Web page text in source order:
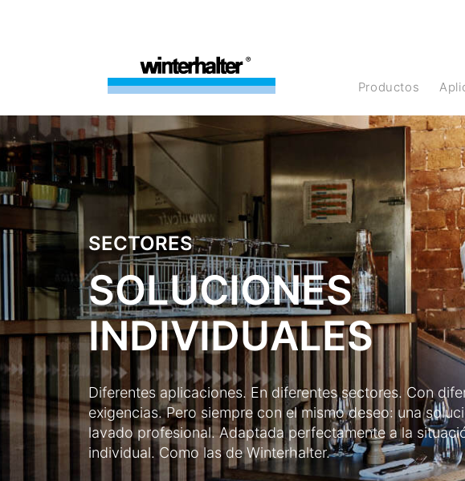
Productos
SECTORES
SOLUCIONES
INDIVIDUALES
Diferentes aplicaciones. En diferentes sectores. Con
exigencias. Pero siempre con el mismo deseo: una
lavado profesional. Adaptada perfectamente a la
individual. Como las de Winterhalter.